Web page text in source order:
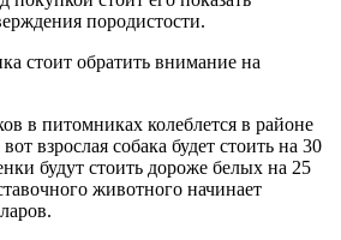
породистости.
стоит обратить внимание на
в питомниках колеблется в районе
взрослая собака будет стоить на 30
будут стоить дороже белых на 25
животного начинает